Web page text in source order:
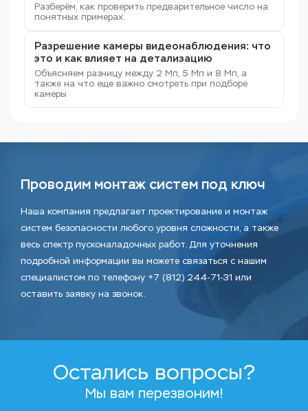
Разберём, как проверить предварительное число на
понятных примерах.
Разрешение камеры видеонаблюдения: что
это и как влияет на детализацию
Объясняем разницу между 2 Мп, 5 Мп и 8 Мп, а
также на что еще важно смотреть при подборе
камеры
Проводим монтаж систем под ключ
Наша компания предлагает проектирование и монтаж
систем безопасности любого уровня сложности, а также
весь спектр пусконаладочных работ. Для уточнения
подробной информации вы можете связаться с нашим
специалистом по телефону +7 (812) 244-71-31 или
оставить заявку на звонок.
Остались вопросы?
Мы вам перезвоним!